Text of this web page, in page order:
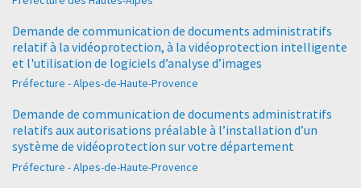
Demande de communication de documents administratifs
relatif à la vidéoprotection, à la vidéoprotection intelligente
et l'utilisation de logiciels d’analyse d’images
Préfecture - Alpes-de-Haute-Provence
Demande de communication de documents administratifs
relatifs aux autorisations préalable à l’installation d’un
système de vidéoprotection sur votre département
Préfecture - Alpes-de-Haute-Provence